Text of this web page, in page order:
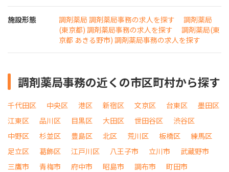
施設形態 調剤薬局 調剤薬局事務の求人を探す
調剤薬局
(東京都) 調剤薬局事務の求人を探す
調剤薬局(東
京都 あきる野市) 調剤薬局事務の求人を探す
調剤薬局事務の近くの市区町村から探す
千代田区 中央区 港区 新宿区 文京区 台東区
墨田区
江東区
品川区 目黒区 大田区 世田谷区
渋谷区
中野区
杉並区 豊島区 北区 荒川区 板橋区
練馬区
足立区
葛飾区 江戸川区 八王子市 立川市
武蔵野市
三鷹市
青梅市 府中市 昭島市 調布市
町田市